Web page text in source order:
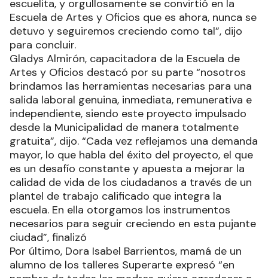
escuelita, y orgullosamente se convirtió en la
Escuela de Artes y Oficios que es ahora, nunca se
detuvo y seguiremos creciendo como tal”, dijo
para concluir.
Gladys Almirón, capacitadora de la Escuela de
Artes y Oficios destacó por su parte “nosotros
brindamos las herramientas necesarias para una
salida laboral genuina, inmediata, remunerativa e
independiente, siendo este proyecto impulsado
desde la Municipalidad de manera totalmente
gratuita”, dijo. “Cada vez reflejamos una demanda
mayor, lo que habla del éxito del proyecto, el que
es un desafío constante y apuesta a mejorar la
calidad de vida de los ciudadanos a través de un
plantel de trabajo calificado que integra la
escuela. En ella otorgamos los instrumentos
necesarios para seguir creciendo en esta pujante
ciudad”, finalizó
Por último, Dora Isabel Barrientos, mamá de un
alumno de los talleres Superarte expresó “en